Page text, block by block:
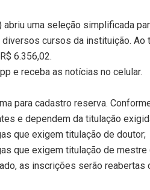
uma seleção simplificada
cursos da instituição. Ao
6.356,02.
e receba as notícias no celular.
para cadastro reserva.
e dependem da titulação
que exigem titulação de doutor;
que exigem titulação de
as inscrições serão reabertas